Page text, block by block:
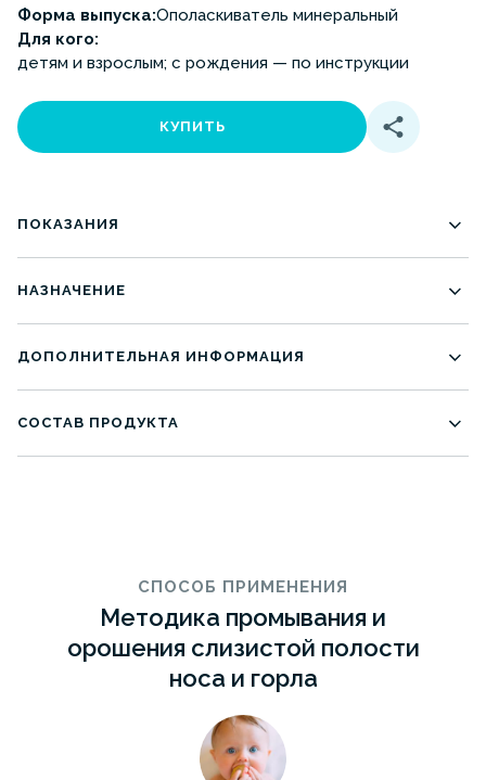
Форма выпуска:Ополаскиватель минеральный
Для кого:
детям и взрослым; с рождения — по инструкции
КУПИТЬ
ПОКАЗАНИЯ
дискомфорт слизистой полости рта;
НАЗНАЧЕНИЕ
профилактическая поддержка в сезон ОРВИ;
ДОПОЛНИТЕЛЬНАЯ ИНФОРМАЦИЯ
СОСТАВ ПРОДУКТА
СПОСОБ ПРИМЕНЕНИЯ
Методика промывания и
орошения слизистой полости
носа и горла